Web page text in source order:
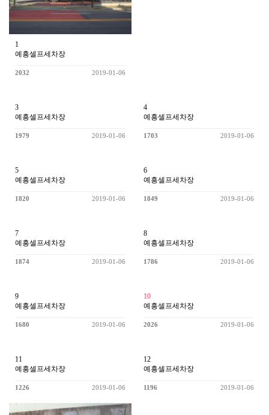
1
예흥셀프세차장
2032 2019-01-06
3
예흥셀프세차장
1979 2019-01-06
4
예흥셀프세차장
1703 2019-01-06
5
예흥셀프세차장
1820 2019-01-06
6
예흥셀프세차장
1849 2019-01-06
7
예흥셀프세차장
1874 2019-01-06
8
예흥셀프세차장
1786 2019-01-06
9
예흥셀프세차장
1680 2019-01-06
10
예흥셀프세차장
2026 2019-01-06
11
예흥셀프세차장
1226 2019-01-06
12
예흥셀프세차장
1196 2019-01-06